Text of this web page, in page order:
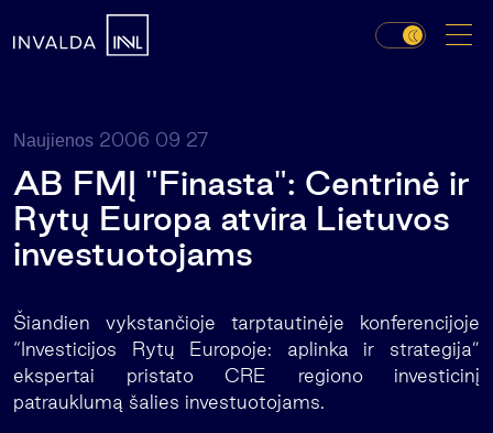
Naujienos 2006 09 27
AB FMĮ "Finasta": Centrinė ir
Rytų Europa atvira Lietuvos
investuotojams
Šiandien vykstančioje tarptautinėje konferencijoje
“Investicijos Rytų Europoje: aplinka ir strategija”
ekspertai pristato CRE regiono investicinį
patrauklumą šalies investuotojams.